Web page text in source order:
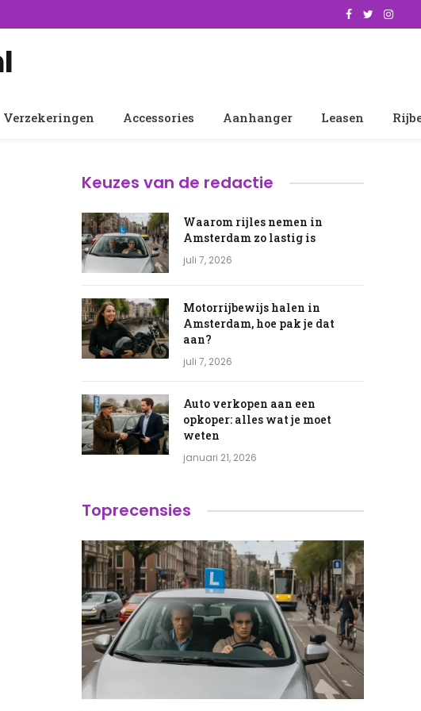
Facebook
Twitter
Verzekeringen Accessories Aanhanger Leasen
Keuzes van de redactie
Waarom rijles nemen in
Amsterdam zo lastig is
juli 7, 2026
Motorrijbewijs halen in
Amsterdam, hoe pak je dat
aan?
juli 7, 2026
Auto verkopen aan een
opkoper: alles wat je moet
weten
januari 21, 2026
Toprecensies